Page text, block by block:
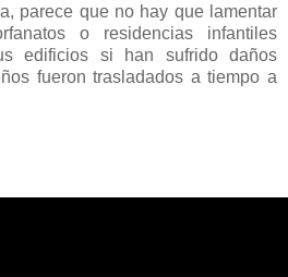
parece que no hay que lamentar
o residencias infantiles
edificios si han sufrido daños
fueron trasladados a tiempo a